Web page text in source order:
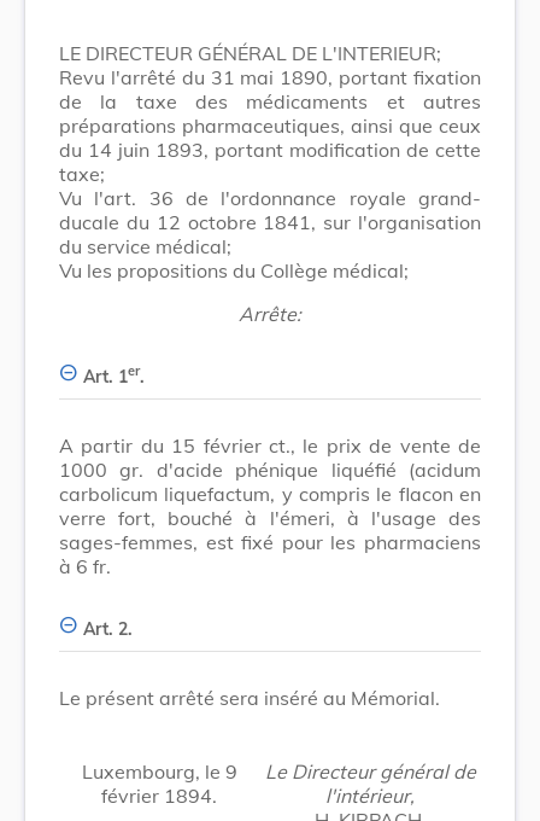
LE DIRECTEUR GÉNÉRAL DE L'INTERIEUR;
Revu l'arrêté du 31 mai 1890, portant fixation
de la taxe des médicaments et autres
préparations pharmaceutiques, ainsi que ceux
du 14 juin 1893, portant modification de cette
taxe;
Vu l'art. 36 de l'ordonnance royale grand-
ducale du 12 octobre 1841, sur l'organisation
du service médical;
Vu les propositions du Collège médical;
Arrête:
Art. 1er.
A partir du 15 février ct., le prix de vente de
1000 gr. d'acide phénique liquéfié (acidum
carbolicum liquefactum, y compris le flacon en
verre fort, bouché à l'émeri, à l'usage des
sages-femmes, est fixé pour les pharmaciens
à 6 fr.
Art. 2.
Le présent arrêté sera inséré au Mémorial.
Luxembourg, le 9
février 1894.
Le Directeur général de
l'intérieur,